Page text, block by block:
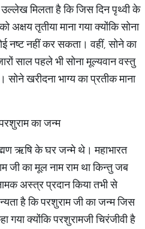
उल्लेख मिलता है कि जिस दिन पृथ्वी के
अक्षय तृतीया माना गया क्योंकि सोना
नष्ट नहीं कर सकता। वहीं, सोने का
साल पहले भी सोना मूल्यवान वस्तु
खरीदना भाग्य का प्रतीक माना
का जन्म​
ऋषि के घर जन्मे थे। महाभारत
जी का मूल नाम राम था किन्तु जब
अस्त्र प्रदान किया तभी से
है कि परशुराम जी का जन्म जिस
गया क्योंकि परशुरामजी चिरंजीवी है